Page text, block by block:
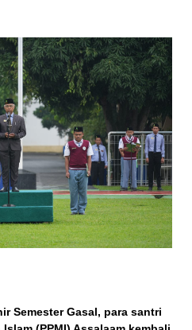
Semester Gasal, para santri